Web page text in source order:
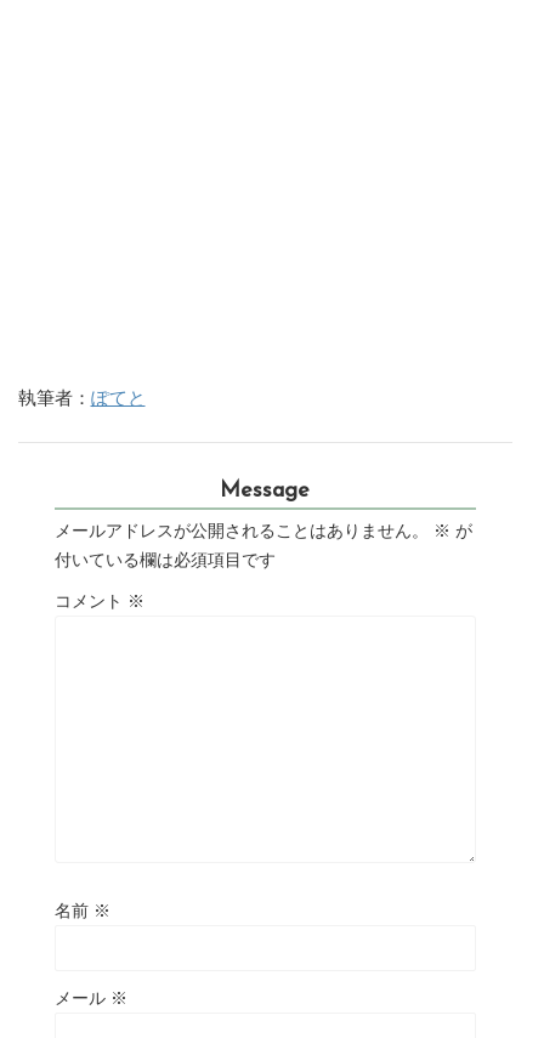
執筆者： ぽてと
Message
メールアドレスが公開されることはありません。 ※ が
付いている欄は必須項目です
コメント ※
名前 ※
メール ※